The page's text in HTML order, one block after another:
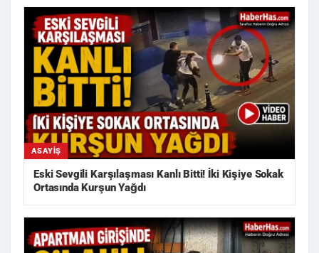
ASAYIŞ
Eski Sevgili Karşılaşması Kanlı Bitti! İki Kişiye Sokak
Ortasında Kurşun Yağdı